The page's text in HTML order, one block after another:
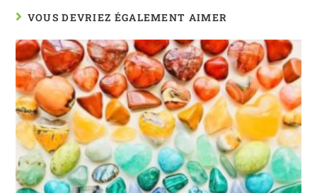
VOUS DEVRIEZ ÉGALEMENT AIMER